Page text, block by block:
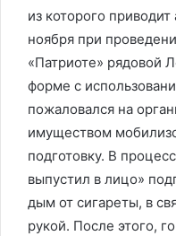
из которого приводит
ноября при
«Патриоте» рядовой
форме с
пожаловался на
имуществом
подготовку. В
выпустил в лицо»
дым от сигареты, в
рукой. После этого,